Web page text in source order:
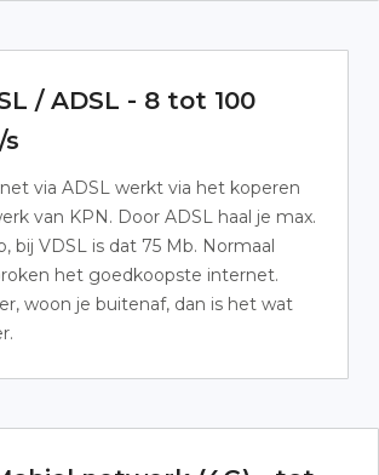
/ ADSL - 8 tot 100
s
via ADSL werkt via het koperen
van KPN. Door ADSL haal je max.
bij VDSL is dat 75 Mb. Normaal
het goedkoopste internet.
woon je buitenaf, dan is het wat